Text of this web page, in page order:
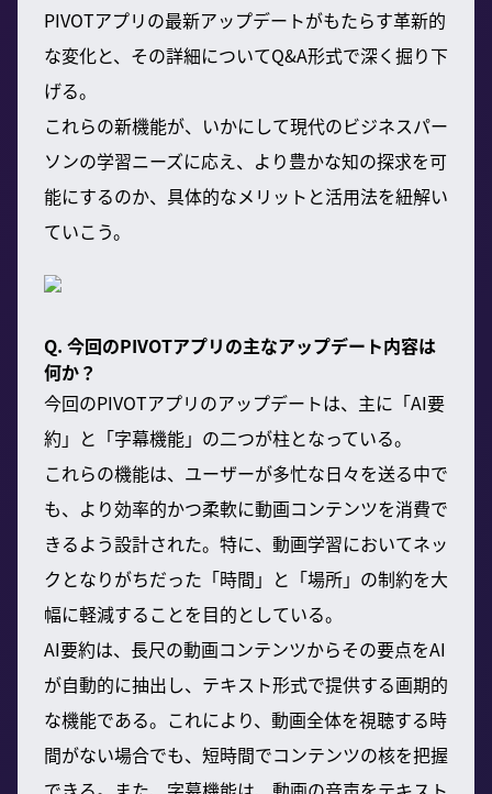
PIVOTアプリの最新アップデートがもたらす革新的
な変化と、その詳細についてQ&A形式で深く掘り下
げる。
これらの新機能が、いかにして現代のビジネスパー
ソンの学習ニーズに応え、より豊かな知の探求を可
能にするのか、具体的なメリットと活用法を紐解い
ていこう。
Q. 今回のPIVOTアプリの主なアップデート内容は
何か？
今回のPIVOTアプリのアップデートは、主に「AI要
約」と「字幕機能」の二つが柱となっている。
これらの機能は、ユーザーが多忙な日々を送る中で
も、より効率的かつ柔軟に動画コンテンツを消費で
きるよう設計された。特に、動画学習においてネッ
クとなりがちだった「時間」と「場所」の制約を大
幅に軽減することを目的としている。
AI要約は、長尺の動画コンテンツからその要点をAI
が自動的に抽出し、テキスト形式で提供する画期的
な機能である。これにより、動画全体を視聴する時
間がない場合でも、短時間でコンテンツの核を把握